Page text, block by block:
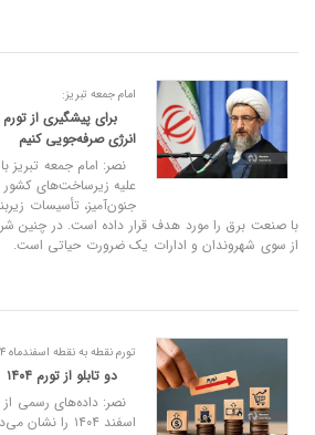
امام جمعه تبریز:
برای پیشگیری از
انرژی صرفه‌جویی کنیم
نصر: امام جمعه تبریز
علیه زیرساخت‌های
جنون‌آمیز، تأسیسات
با صنعت برق را مورد هدف قرار داده است. در چنین
از سوی شهروندان و ادارات یک ضرورت حیاتی است.
تورم نقطه‌ به نقطه اسفندماه ۱۴۰۴ به ۷۱.۸ درصد رسید
دو تابلو از تورم ۱۴۰۴
نصر: داده‌های رسمی
اسفند ۱۴۰۴ را